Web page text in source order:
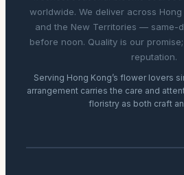
worldwide. We deliver across Hong
and the New Territories — same-
before noon. Quality is our
reputation.
Serving Hong Kong’s flower lovers
arrangement carries the care and
floristry as both craft